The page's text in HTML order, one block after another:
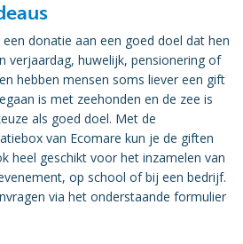
donatie aan een goed doel dat hen
verjaardag, huwelijk, pensionering of
hebben mensen soms liever een gift
is met zeehonden en de zee is
als goed doel. Met de
van Ecomare kun je de giften
heel geschikt voor het inzamelen van
op school of bij een bedrijf.
via het onderstaande formulier